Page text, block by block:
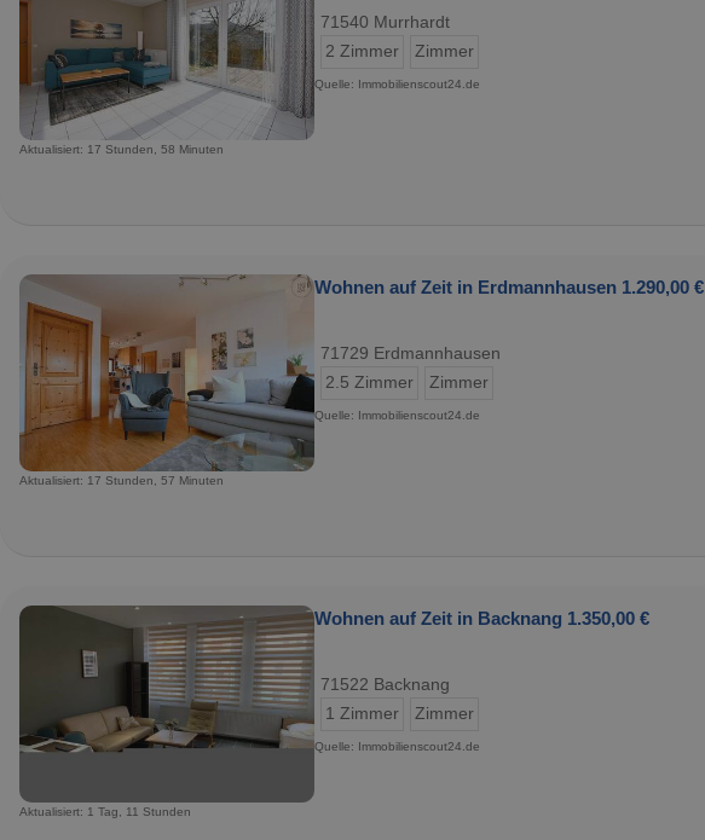
71540 Murrhardt
2 Zimmer
Zimmer
Quelle: Immobilienscout24.de
Aktualisiert: 17 Stunden, 58 Minuten
Wohnen auf Zeit in Erdmannhausen 1.290,00 €
71729 Erdmannhausen
2.5 Zimmer
Zimmer
Quelle: Immobilienscout24.de
Aktualisiert: 17 Stunden, 57 Minuten
Wohnen auf Zeit in Backnang 1.350,00 €
71522 Backnang
1 Zimmer
Zimmer
Quelle: Immobilienscout24.de
Aktualisiert: 1 Tag, 11 Stunden